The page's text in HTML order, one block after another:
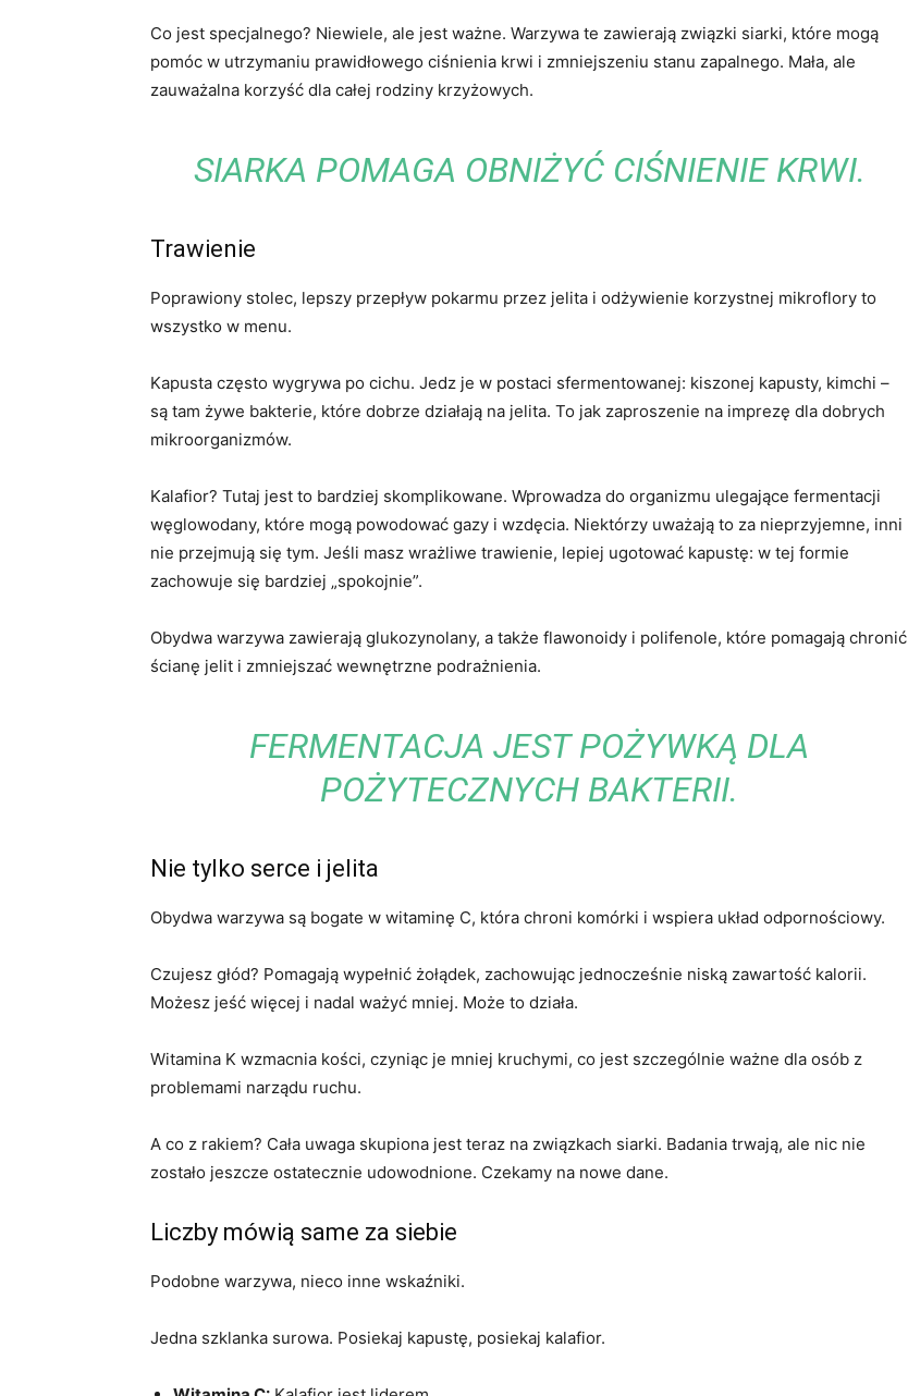
Co jest specjalnego? Niewiele, ale jest ważne. Warzywa te zawierają związki siarki, które mogą
pomóc w utrzymaniu prawidłowego ciśnienia krwi i zmniejszeniu stanu zapalnego. Mała, ale
zauważalna korzyść dla całej rodziny krzyżowych.
SIARKA POMAGA OBNIŻYĆ CIŚNIENIE KRWI.
Trawienie
Poprawiony stolec, lepszy przepływ pokarmu przez jelita i odżywienie korzystnej mikroflory to
wszystko w menu.
Kapusta często wygrywa po cichu. Jedz je w postaci sfermentowanej: kiszonej kapusty, kimchi –
są tam żywe bakterie, które dobrze działają na jelita. To jak zaproszenie na imprezę dla dobrych
mikroorganizmów.
Kalafior? Tutaj jest to bardziej skomplikowane. Wprowadza do organizmu ulegające fermentacji
węglowodany, które mogą powodować gazy i wzdęcia. Niektórzy uważają to za nieprzyjemne, inni
nie przejmują się tym. Jeśli masz wrażliwe trawienie, lepiej ugotować kapustę: w tej formie
zachowuje się bardziej „spokojnie”.
Obydwa warzywa zawierają glukozynolany, a także flawonoidy i polifenole, które pomagają chronić
ścianę jelit i zmniejszać wewnętrzne podrażnienia.
FERMENTACJA JEST POŻYWKĄ DLA
POŻYTECZNYCH BAKTERII.
Nie tylko serce i jelita
Obydwa warzywa są bogate w witaminę C, która chroni komórki i wspiera układ odpornościowy.
Czujesz głód? Pomagają wypełnić żołądek, zachowując jednocześnie niską zawartość kalorii.
Możesz jeść więcej i nadal ważyć mniej. Może to działa.
Witamina K wzmacnia kości, czyniąc je mniej kruchymi, co jest szczególnie ważne dla osób z
problemami narządu ruchu.
A co z rakiem? Cała uwaga skupiona jest teraz na związkach siarki. Badania trwają, ale nic nie
zostało jeszcze ostatecznie udowodnione. Czekamy na nowe dane.
Liczby mówią same za siebie
Podobne warzywa, nieco inne wskaźniki.
Jedna szklanka surowa. Posiekaj kapustę, posiekaj kalafior.